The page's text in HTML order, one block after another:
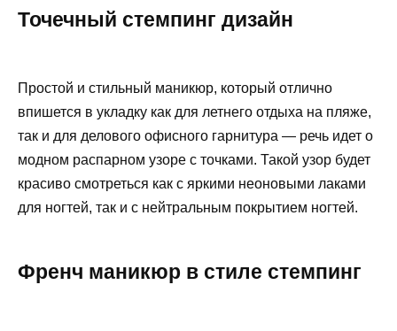
Точечный стемпинг дизайн
Простой и стильный маникюр, который отлично
впишется в укладку как для летнего отдыха на пляже,
так и для делового офисного гарнитура — речь идет о
модном распарном узоре с точками. Такой узор будет
красиво смотреться как с яркими неоновыми лаками
для ногтей, так и с нейтральным покрытием ногтей.
Френч маникюр в стиле стемпинг